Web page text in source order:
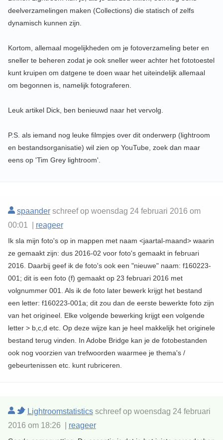
deelverzamelingen maken (Collections) die statisch of zelfs
dynamisch kunnen zijn.
Kortom, allemaal mogelijkheden om je fotoverzameling beter en
sneller te beheren zodat je ook sneller weer achter het fototoestel
kunt kruipen om datgene te doen waar het uiteindelijk allemaal
om begonnen is, namelijk fotograferen.
Leuk artikel Dick, ben benieuwd naar het vervolg.
P.S. als iemand nog leuke filmpjes over dit onderwerp (lightroom
en bestandsorganisatie) wil zien op YouTube, zoek dan maar
eens op 'Tim Grey lightroom'.
spaanderschreef op woensdag 24 februari 2016 om
00:01 | reageer
Ik sla mijn foto's op in mappen met naam <jaartal-maand> waarin
ze gemaakt zijn: dus 2016-02 voor foto's gemaakt in februari
2016. Daarbij geef ik de foto's ook een "nieuwe" naam: f160223-
001; dit is een foto (f) gemaakt op 23 februari 2016 met
volgnummer 001. Als ik de foto later bewerk krijgt het bestand
een letter: f160223-001a; dit zou dan de eerste bewerkte foto zijn
van het origineel. Elke volgende bewerking krijgt een volgende
letter > b,c,d etc. Op deze wijze kan je heel makkelijk het originele
bestand terug vinden. In Adobe Bridge kan je de fotobestanden
ook nog voorzien van trefwoorden waarmee je thema's /
gebeurtenissen etc. kunt rubriceren.
Lightroomstatisticsschreef op woensdag 24 februari
2016 om 18:26 | reageer